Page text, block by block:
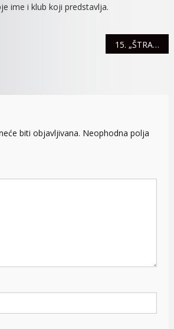
ime i klub koji predstavlja.
15. „ŠTRAPARIJADA“ 23. JUNA U RUMI
biti objavljivana. Neophodna polja